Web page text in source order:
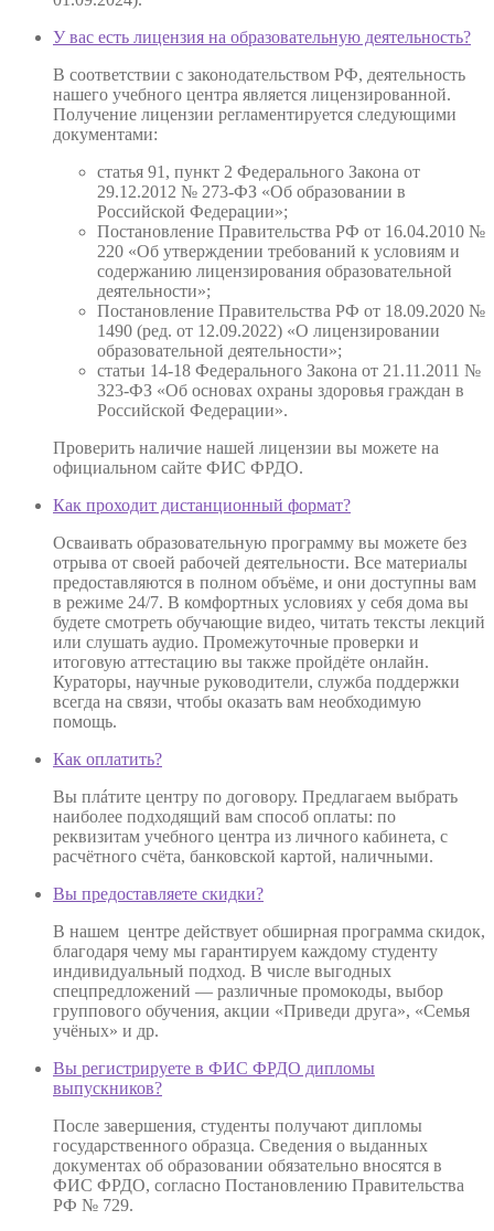
У вас есть лицензия на образовательную деятельность?
В соответствии с законодательством РФ, деятельность
нашего учебного центра является лицензированной.
Получение лицензии регламентируется следующими
документами:
статья 91, пункт 2 Федерального Закона от
29.12.2012 № 273-ФЗ «Об образовании в
Российской Федерации»;
Постановление Правительства РФ от 16.04.2010 №
220 «Об утверждении требований к условиям и
содержанию лицензирования образовательной
деятельности»;
Постановление Правительства РФ от 18.09.2020 №
1490 (ред. от 12.09.2022) «О лицензировании
образовательной деятельности»;
статьи 14-18 Федерального Закона от 21.11.2011 №
323-ФЗ «Об основах охраны здоровья граждан в
Российской Федерации».
Проверить наличие нашей лицензии вы можете на
официальном сайте ФИС ФРДО.
Как проходит дистанционный формат?
Осваивать образовательную программу вы можете без
отрыва от своей рабочей деятельности. Все материалы
предоставляются в полном объёме, и они доступны вам
в режиме 24/7. В комфортных условиях у себя дома вы
будете смотреть обучающие видео, читать тексты лекций
или слушать аудио. Промежуточные проверки и
итоговую аттестацию вы также пройдёте онлайн.
Кураторы, научные руководители, служба поддержки
всегда на связи, чтобы оказать вам необходимую
помощь.
Как оплатить?
Вы плáтите центру по договору. Предлагаем выбрать
наиболее подходящий вам способ оплаты: по
реквизитам учебного центра из личного кабинета, с
расчётного счёта, банковской картой, наличными.
Вы предоставляете скидки?
В нашем центре действует обширная программа скидок,
благодаря чему мы гарантируем каждому студенту
индивидуальный подход. В числе выгодных
спецпредложений — различные промокоды, выбор
группового обучения, акции «Приведи друга», «Семья
учёных» и др.
Вы регистрируете в ФИС ФРДО дипломы
выпускников?
После завершения, студенты получают дипломы
государственного образца. Сведения о выданных
документах об образовании обязательно вносятся в
ФИС ФРДО, согласно Постановлению Правительства
РФ № 729.